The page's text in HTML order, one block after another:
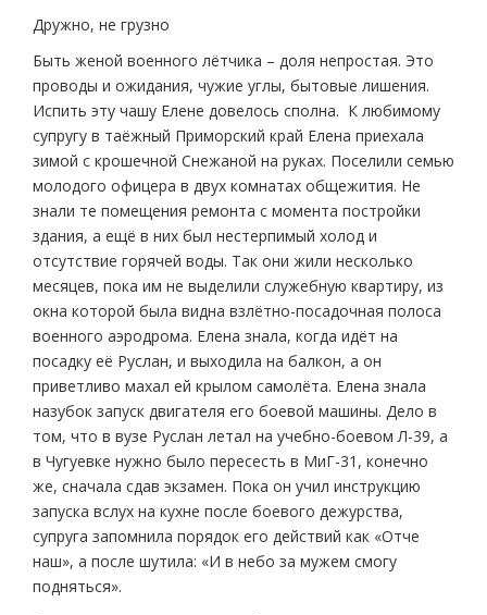
Дружно, не грузно
Быть женой военного лётчика – доля непростая. Это
проводы и ожидания, чужие углы, бытовые лишения.
Испить эту чашу Елене довелось сполна. К любимому
супругу в таёжный Приморский край Елена приехала
зимой с крошечной Снежаной на руках. Поселили семью
молодого офицера в двух комнатах общежития. Не
знали те помещения ремонта с момента постройки
здания, а ещё в них был нестерпимый холод и
отсутствие горячей воды. Так они жили несколько
месяцев, пока им не выделили служебную квартиру, из
окна которой была видна взлётно-посадочная полоса
военного аэродрома. Елена знала, когда идёт на
посадку её Руслан, и выходила на балкон, а он
приветливо махал ей крылом самолёта. Елена знала
назубок запуск двигателя его боевой машины. Дело в
том, что в вузе Руслан летал на учебно-боевом Л-39, а
в Чугуевке нужно было пересесть в МиГ-31, конечно
же, сначала сдав экзамен. Пока он учил инструкцию
запуска вслух на кухне после боевого дежурства,
супруга запомнила порядок его действий как «Отче
наш», а после шутила: «И в небо за мужем смогу
подняться».